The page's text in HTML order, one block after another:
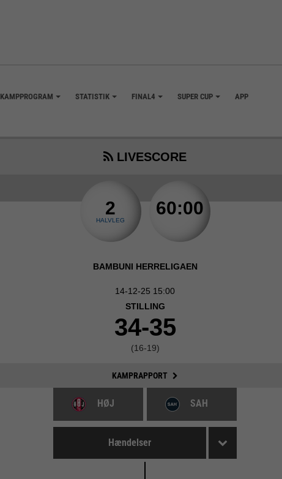
KAMPPROGRAM STATISTIK FINAL4 SUPER CUP APP
LIVESCORE
2
HALVLEG
60:00
BAMBUNI HERRELIGAEN
14-12-25 15:00
STILLING
34-35
(16-19)
KAMPRAPPORT
HØJ SAH
Hændelser